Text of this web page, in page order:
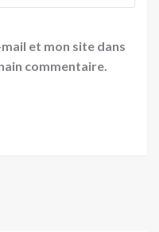
et mon site dans
commentaire.